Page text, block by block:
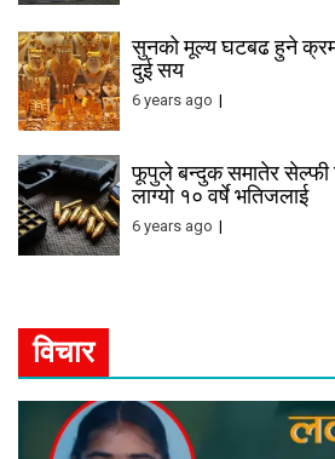
सुनको मूल्य घटबढ हुने क्रम
दुई सय
6 years ago
फूपुले बन्दुक समातेर सेल्फी
लाग्यो १० वर्षे भतिजलाई
6 years ago
विचार